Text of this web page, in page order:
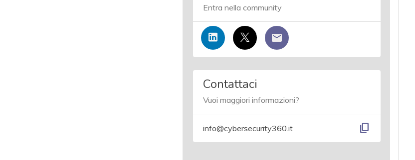
Entra nella community
Contattaci
Vuoi maggiori informazioni?
info@cybersecurity360.it content_copy